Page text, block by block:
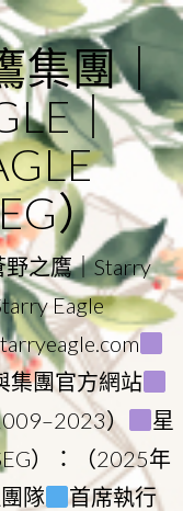
集團｜
｜
）
之鷹｜Starry
Eagle
集團官方網站
）
星
）：（2025年
隊
首席執行